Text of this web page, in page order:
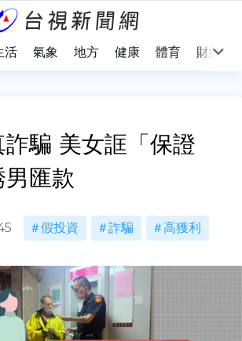
活 氣象 地方 健康 體育 財經
騙 美女誆「保證
匯款
假投資 詐騙 高獲利